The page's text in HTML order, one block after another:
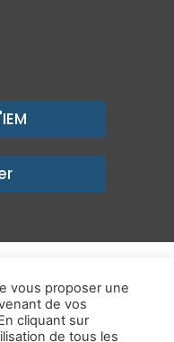
-Contact
vous proposer une
de vos
cliquant sur
de tous les